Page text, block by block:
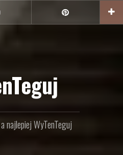
najlepiej WyTenTeguj